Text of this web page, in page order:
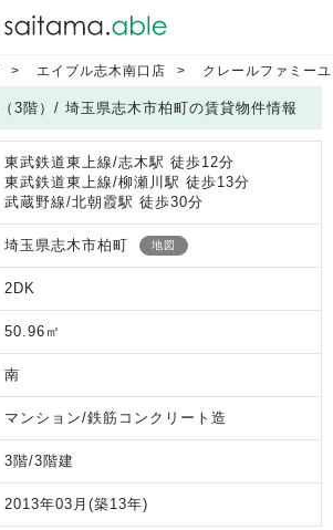
エイブル志木南口店 クレールファミー
3階）/ 埼玉県志木市柏町の賃貸物件情報
東武鉄道東上線/志木駅 徒歩12分
東武鉄道東上線/柳瀬川駅 徒歩13分
武蔵野線/北朝霞駅 徒歩30分
埼玉県志木市柏町 地図
2DK
50.96㎡
南
マンション/鉄筋コンクリート造
3階/3階建
2013年03月 (築13年)